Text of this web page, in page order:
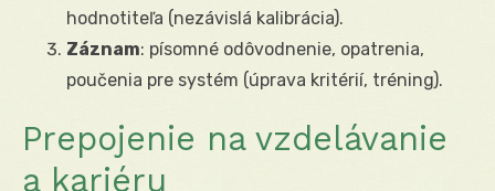
hodnotiteľa (nezávislá kalibrácia).
Záznam: písomné odôvodnenie, opatrenia,
poučenia pre systém (úprava kritérií, tréning).
Prepojenie na vzdelávanie
a kariéru